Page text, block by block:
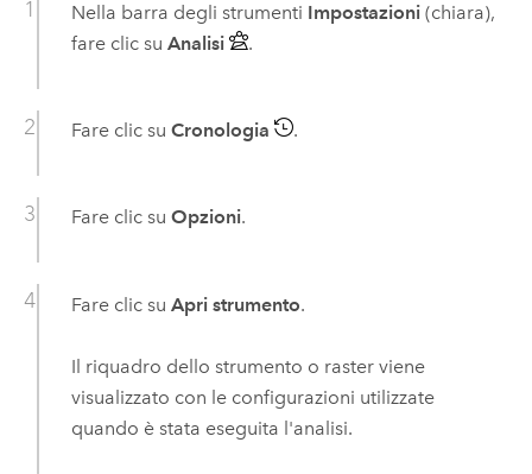
Nella barra degli strumenti Impostazioni(chiara),
fare clic su Analisi .
Fare clic su Cronologia .
Fare clic su Opzioni.
Fare clic su Apri strumento.
Il riquadro dello strumento o raster viene
visualizzato con le configurazioni utilizzate
quando è stata eseguita l'analisi.